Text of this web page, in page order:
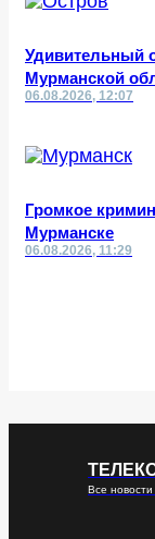
Удивительный
Мурманской
06.08.2026, 12:07
Громкое
Мурманске
06.08.2026, 11:29
Все